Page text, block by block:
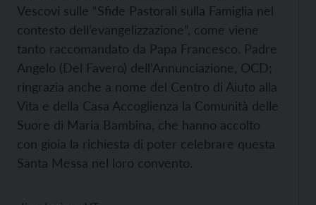
Vescovi sulle “Sfide Pastorali sulla Famiglia nel
contesto dell’evangelizzazione”, come viene
tanto raccomandato da Papa Francesco. Padre
Angelo (Del Favero) dell’Annunciazione, OCD;
ringrazia anche a nome del Centro di Aiuto alla
Vita e della Casa Accoglienza la Comunità delle
Suore di Maria Bambina, che hanno accolto
con gioia la richiesta di poter celebrare questa
Santa Messa nel loro convento.